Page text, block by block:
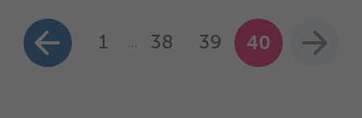
1 ... 38 39 40